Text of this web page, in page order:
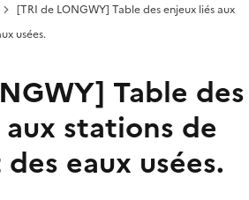
[TRI de LONGWY] Table des enjeux liés aux
usées.
Table des
stations de
eaux usées.